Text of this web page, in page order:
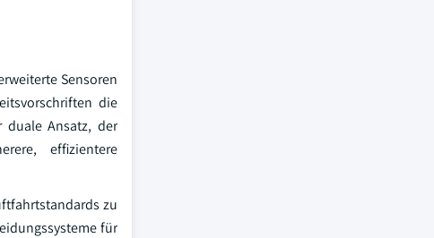
Sensoren
die
duale Ansatz, der
effizientere
zu
für